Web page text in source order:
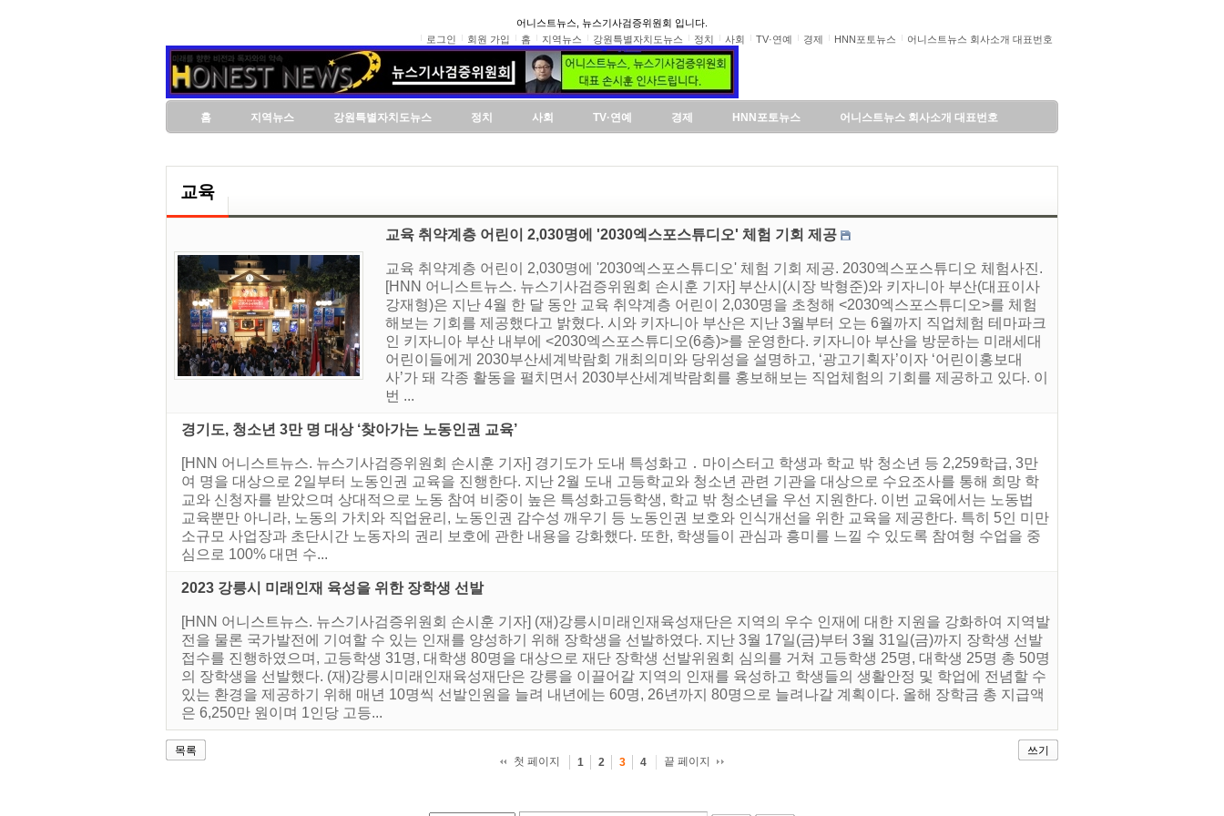
어니스트뉴스, 뉴스기사검증위원회 입니다.
로그인
회원 가입 홈 지역뉴스 강원특별자치도뉴스 정치 사회 TV·연예 경제 HNN포토뉴스 어니스트뉴스 회사소개 대표번호
홈 지역뉴스 강원특별자치도뉴스 정치 사회 TV·연예 경제 HNN포토뉴스 어니스트뉴스 회사소개 대표번호
교육
교육 취약계층 어린이 2,030명에 '2030엑스포스튜디오' 체험 기회 제공
교육 취약계층 어린이 2,030명에 '2030엑스포스튜디오' 체험 기회 제공. 2030엑스포스튜디오 체험사진.
[HNN 어니스트뉴스. 뉴스기사검증위원회 손시훈 기자] 부산시(시장 박형준)와 키자니아 부산(대표이사
강재형)은 지난 4월 한 달 동안 교육 취약계층 어린이 2,030명을 초청해 <2030엑스포스튜디오>를 체험
해보는 기회를 제공했다고 밝혔다. 시와 키자니아 부산은 지난 3월부터 오는 6월까지 직업체험 테마파크
인 키자니아 부산 내부에 <2030엑스포스튜디오(6층)>를 운영한다. 키자니아 부산을 방문하는 미래세대
어린이들에게 2030부산세계박람회 개최의미와 당위성을 설명하고, ‘광고기획자’이자 ‘어린이홍보대
사’가 돼 각종 활동을 펼치면서 2030부산세계박람회를 홍보해보는 직업체험의 기회를 제공하고 있다. 이
번 ...
경기도, 청소년 3만 명 대상 ‘찾아가는 노동인권 교육’
[HNN 어니스트뉴스. 뉴스기사검증위원회 손시훈 기자] 경기도가 도내 특성화고 ․ 마이스터고 학생과 학교 밖 청소년 등 2,259학급, 3만
여 명을 대상으로 2일부터 노동인권 교육을 진행한다. 지난 2월 도내 고등학교와 청소년 관련 기관을 대상으로 수요조사를 통해 희망 학
교와 신청자를 받았으며 상대적으로 노동 참여 비중이 높은 특성화고등학생, 학교 밖 청소년을 우선 지원한다. 이번 교육에서는 노동법
교육뿐만 아니라, 노동의 가치와 직업윤리, 노동인권 감수성 깨우기 등 노동인권 보호와 인식개선을 위한 교육을 제공한다. 특히 5인 미만
소규모 사업장과 초단시간 노동자의 권리 보호에 관한 내용을 강화했다. 또한, 학생들이 관심과 흥미를 느낄 수 있도록 참여형 수업을 중
심으로 100% 대면 수...
2023 강릉시 미래인재 육성을 위한 장학생 선발
[HNN 어니스트뉴스. 뉴스기사검증위원회 손시훈 기자] (재)강릉시미래인재육성재단은 지역의 우수 인재에 대한 지원을 강화하여 지역발
전을 물론 국가발전에 기여할 수 있는 인재를 양성하기 위해 장학생을 선발하였다. 지난 3월 17일(금)부터 3월 31일(금)까지 장학생 선발
접수를 진행하였으며, 고등학생 31명, 대학생 80명을 대상으로 재단 장학생 선발위원회 심의를 거쳐 고등학생 25명, 대학생 25명 총 50명
의 장학생을 선발했다. (재)강릉시미래인재육성재단은 강릉을 이끌어갈 지역의 인재를 육성하고 학생들의 생활안정 및 학업에 전념할 수
있는 환경을 제공하기 위해 매년 10명씩 선발인원을 늘려 내년에는 60명, 26년까지 80명으로 늘려나갈 계획이다. 올해 장학금 총 지급액
은 6,250만 원이며 1인당 고등...
목록
쓰기
첫 페이지
1 2 3 4 끝 페이지